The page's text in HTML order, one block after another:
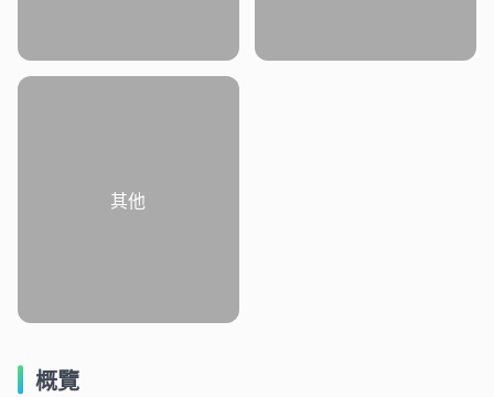
其他
概覽